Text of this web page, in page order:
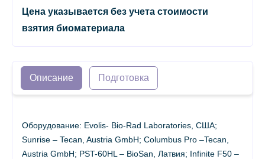
Цена указывается без учета стоимости
взятия биоматериала
Описание Подготовка
Оборудование: Evolis- Bio-Rad Laboratories, США;
Sunrise – Tecan, Austria GmbH; Columbus Pro –Tecan,
Austria GmbH; PST-60HL – BioSan, Латвия; Infinite F50 –